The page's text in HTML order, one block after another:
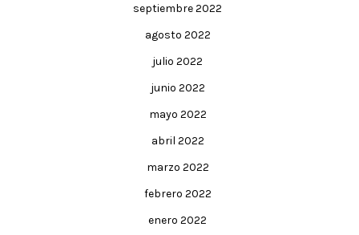
septiembre 2022
agosto 2022
julio 2022
junio 2022
mayo 2022
abril 2022
marzo 2022
febrero 2022
enero 2022